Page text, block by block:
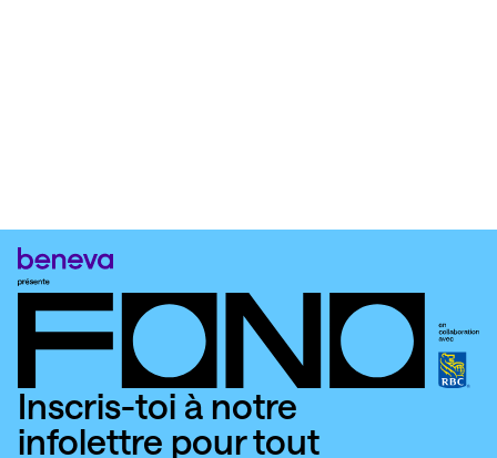
Inscris-toi à notre
infolettre pour tout